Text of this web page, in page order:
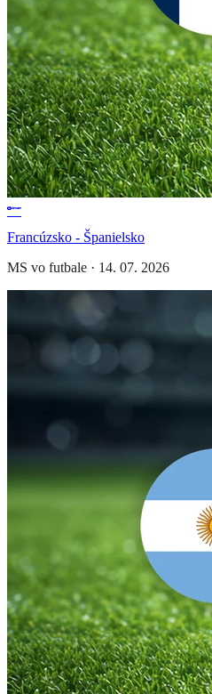
Francúzsko - Španielsko
MS vo futbale · 14. 07. 2026